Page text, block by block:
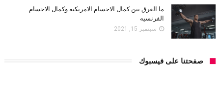
ما الفرق بين كمال الاجسام الامريكيه وكمال الاجسام
الفرنسيه
سبتمبر 15, 2021
صفحتنا على فيسبوك